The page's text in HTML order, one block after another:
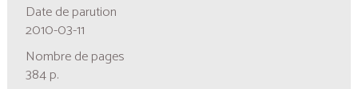
Date de parution
2010-03-11
Nombre de pages
384 p.